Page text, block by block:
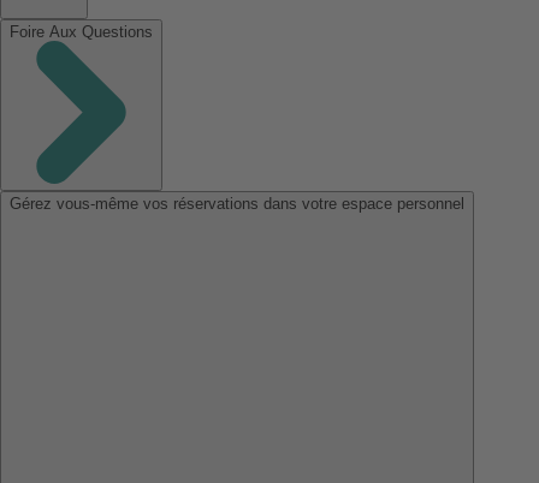
Foire Aux Questions
Gérez vous-même vos réservations dans votre espace personnel